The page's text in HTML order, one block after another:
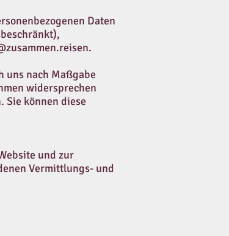
Daten
.
uns nach Maßgabe
widersprechen
Sie können diese
und zur
Vermittlungs- und